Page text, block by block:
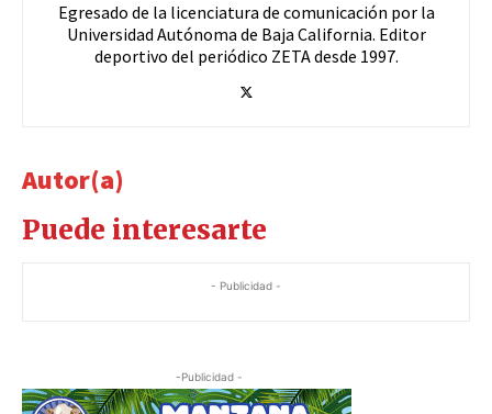
Egresado de la licenciatura de comunicación por la
Universidad Autónoma de Baja California. Editor
deportivo del periódico ZETA desde 1997.
Autor(a)
Puede interesarte
- Publicidad -
-Publicidad -